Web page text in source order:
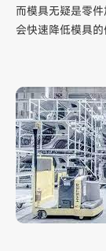
而模具无疑是零
会快速降低模具的